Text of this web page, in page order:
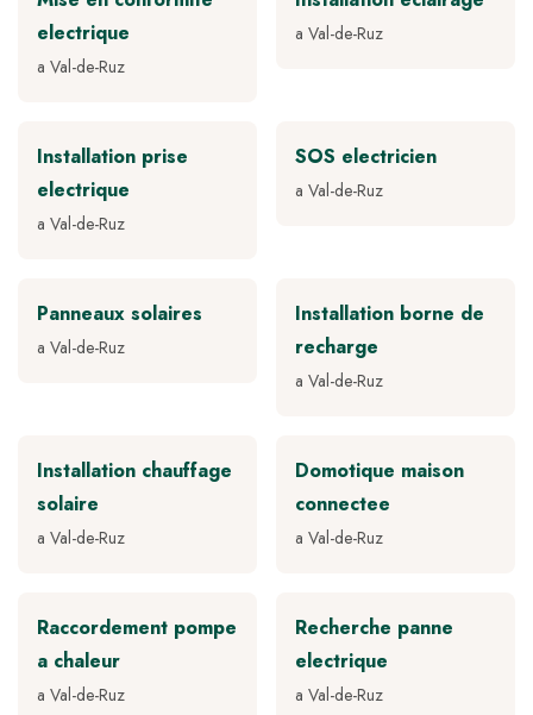
electrique
a Val-de-Ruz
a Val-de-Ruz
Installation prise
electrique
a Val-de-Ruz
SOS electricien
a Val-de-Ruz
Panneaux solaires
a Val-de-Ruz
Installation borne de
recharge
a Val-de-Ruz
Installation chauffage
solaire
a Val-de-Ruz
Domotique maison
connectee
a Val-de-Ruz
Raccordement pompe
a chaleur
a Val-de-Ruz
Recherche panne
electrique
a Val-de-Ruz